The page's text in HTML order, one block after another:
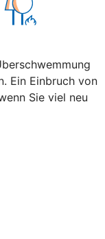
Ein Einbruch von
Sie viel neu